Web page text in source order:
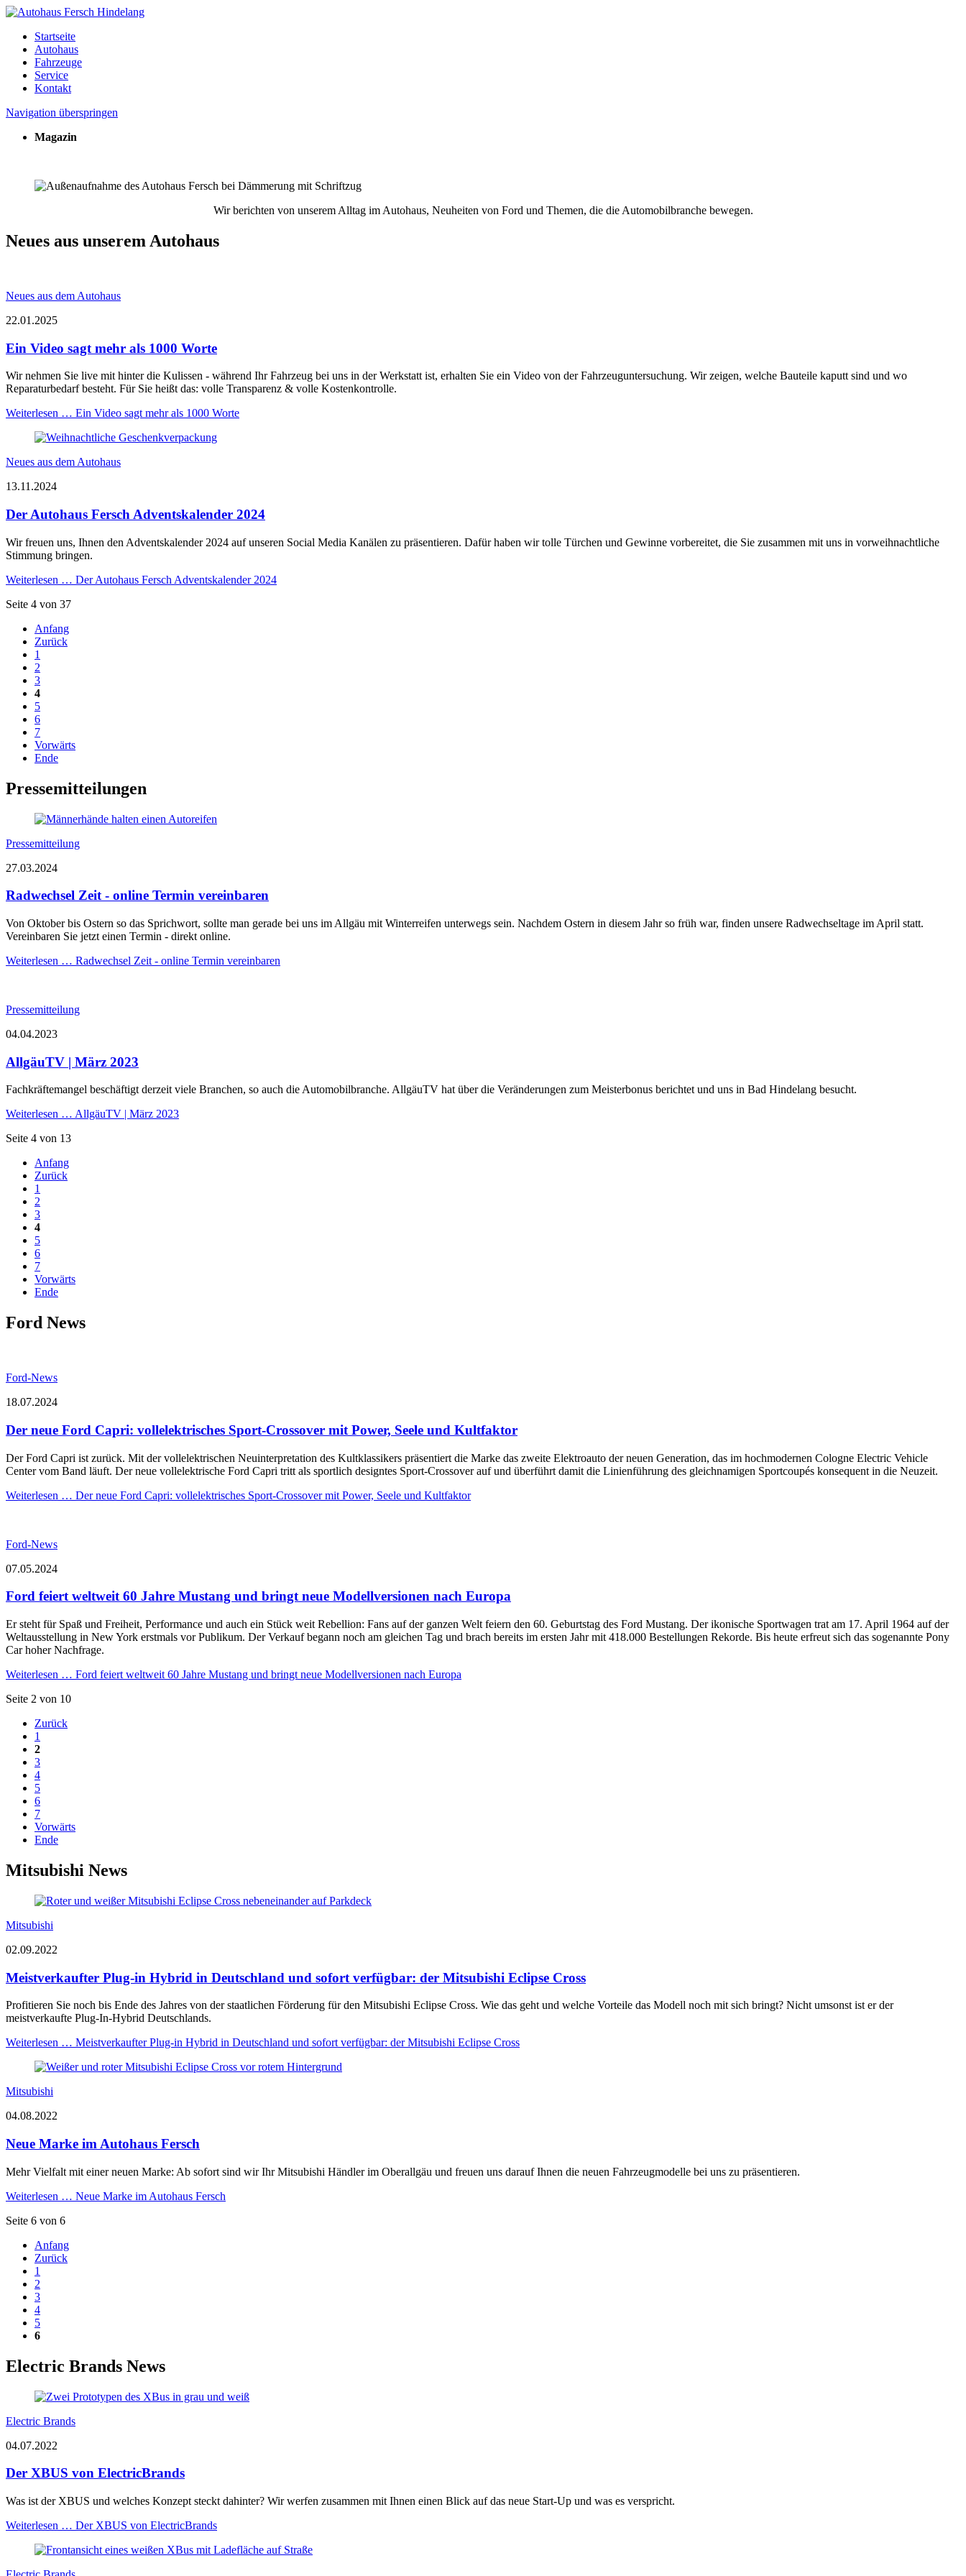
Startseite
Autohaus
Fahrzeuge
Service
Kontakt
Navigation überspringen
Magazin
Wir berichten von unserem Alltag im Autohaus, Neuheiten von Ford und Themen, die die Automobilbranche bewegen.
Neues aus unserem Autohaus
Neues aus dem Autohaus
22.01.2025
Ein Video sagt mehr als 1000 Worte
Wir nehmen Sie live mit hinter die Kulissen - während Ihr Fahrzeug bei uns in der Werkstatt ist, erhalten Sie ein Video von der Fahrzeuguntersuchung. Wir zeigen, welche Bauteile kaputt sind und wo
Reparaturbedarf besteht. Für Sie heißt das: volle Transparenz & volle Kostenkontrolle.
Weiterlesen … Ein Video sagt mehr als 1000 Worte
Neues aus dem Autohaus
13.11.2024
Der Autohaus Fersch Adventskalender 2024
Wir freuen uns, Ihnen den Adventskalender 2024 auf unseren Social Media Kanälen zu präsentieren. Dafür haben wir tolle Türchen und Gewinne vorbereitet, die Sie zusammen mit uns in vorweihnachtliche
Stimmung bringen.
Weiterlesen … Der Autohaus Fersch Adventskalender 2024
Seite 4 von 37
Anfang
Zurück
1
2
3
4
5
6
7
Vorwärts
Ende
Pressemitteilungen
Pressemitteilung
27.03.2024
Radwechsel Zeit - online Termin vereinbaren
Von Oktober bis Ostern so das Sprichwort, sollte man gerade bei uns im Allgäu mit Winterreifen unterwegs sein. Nachdem Ostern in diesem Jahr so früh war, finden unsere Radwechseltage im April statt.
Vereinbaren Sie jetzt einen Termin - direkt online.
Weiterlesen … Radwechsel Zeit - online Termin vereinbaren
Pressemitteilung
04.04.2023
AllgäuTV | März 2023
Fachkräftemangel beschäftigt derzeit viele Branchen, so auch die Automobilbranche. AllgäuTV hat über die Veränderungen zum Meisterbonus berichtet und uns in Bad Hindelang besucht.
Weiterlesen … AllgäuTV | März 2023
Seite 4 von 13
Anfang
Zurück
1
2
3
4
5
6
7
Vorwärts
Ende
Ford News
Ford-News
18.07.2024
Der neue Ford Capri: vollelektrisches Sport-Crossover mit Power, Seele und Kultfaktor
Der Ford Capri ist zurück. Mit der vollelektrischen Neuinterpretation des Kultklassikers präsentiert die Marke das zweite Elektroauto der neuen Generation, das im hochmodernen Cologne Electric Vehicle
Center vom Band läuft. Der neue vollelektrische Ford Capri tritt als sportlich designtes Sport-Crossover auf und überführt damit die Linienführung des gleichnamigen Sportcoupés konsequent in die Neuzeit.
Weiterlesen … Der neue Ford Capri: vollelektrisches Sport-Crossover mit Power, Seele und Kultfaktor
Ford-News
07.05.2024
Ford feiert weltweit 60 Jahre Mustang und bringt neue Modellversionen nach Europa
Er steht für Spaß und Freiheit, Performance und auch ein Stück weit Rebellion: Fans auf der ganzen Welt feiern den 60. Geburtstag des Ford Mustang. Der ikonische Sportwagen trat am 17. April 1964 auf der
Weltausstellung in New York erstmals vor Publikum. Der Verkauf begann noch am gleichen Tag und brach bereits im ersten Jahr mit 418.000 Bestellungen Rekorde. Bis heute erfreut sich das sogenannte Pony
Car hoher Nachfrage.
Weiterlesen … Ford feiert weltweit 60 Jahre Mustang und bringt neue Modellversionen nach Europa
Seite 2 von 10
Zurück
1
2
3
4
5
6
7
Vorwärts
Ende
Mitsubishi News
Mitsubishi
02.09.2022
Meistverkaufter Plug-in Hybrid in Deutschland und sofort verfügbar: der Mitsubishi Eclipse Cross
Profitieren Sie noch bis Ende des Jahres von der staatlichen Förderung für den Mitsubishi Eclipse Cross. Wie das geht und welche Vorteile das Modell noch mit sich bringt? Nicht umsonst ist er der
meistverkaufte Plug-In-Hybrid Deutschlands.
Weiterlesen … Meistverkaufter Plug-in Hybrid in Deutschland und sofort verfügbar: der Mitsubishi Eclipse Cross
Mitsubishi
04.08.2022
Neue Marke im Autohaus Fersch
Mehr Vielfalt mit einer neuen Marke: Ab sofort sind wir Ihr Mitsubishi Händler im Oberallgäu und freuen uns darauf Ihnen die neuen Fahrzeugmodelle bei uns zu präsentieren.
Weiterlesen … Neue Marke im Autohaus Fersch
Seite 6 von 6
Anfang
Zurück
1
2
3
4
5
6
Electric Brands News
Electric Brands
04.07.2022
Der XBUS von ElectricBrands
Was ist der XBUS und welches Konzept steckt dahinter? Wir werfen zusammen mit Ihnen einen Blick auf das neue Start-Up und was es verspricht.
Weiterlesen … Der XBUS von ElectricBrands